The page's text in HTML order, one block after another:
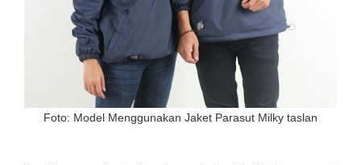
Foto: Model Menggunakan Jaket Parasut Milky taslan